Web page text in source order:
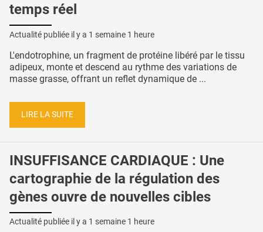
temps réel
Actualité publiée il y a 1 semaine 1 heure
L'endotrophine, un fragment de protéine libéré par le tissu
adipeux, monte et descend au rythme des variations de
masse grasse, offrant un reflet dynamique de ...
LIRE LA SUITE
INSUFFISANCE CARDIAQUE : Une
cartographie de la régulation des
gènes ouvre de nouvelles cibles
Actualité publiée il y a 1 semaine 1 heure